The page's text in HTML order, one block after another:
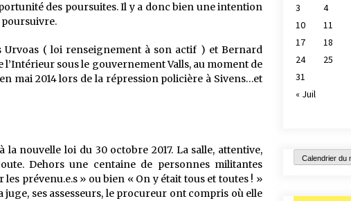
des poursuites. Il y a donc bien une intention
Urvoas ( loi renseignement à son actif ) et Bernard
sous le gouvernement Valls, au moment de
mai 2014 lors de la répression policière à Sivens…et
nouvelle loi du 30 octobre 2017. La salle, attentive,
Dehors une centaine de personnes militantes
prévenu.e.s » ou bien « On y était tous et toutes ! »
ses assesseurs, le procureur ont compris où elle
3
4
10
11
17
18
24
25
31
« Juil
Calendrier du